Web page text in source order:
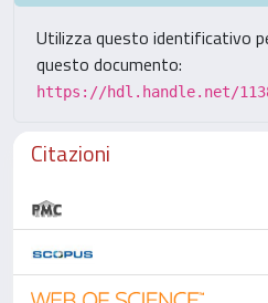
Utilizza questo identificativo
questo documento:
https://hdl.handle.net/
Citazioni